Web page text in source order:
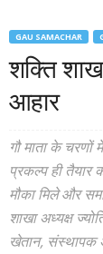
GAU SAMACHAR
शक्ति
आहार
गौ माता के
प्रकल्प ही तैयार
मौका मिले और
शाखा अध्यक्ष
खेतान, संस्थापक